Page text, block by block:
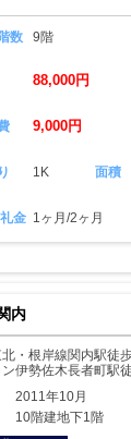
数 9階
88,000円
9,000円
1K 面積
金 1ヶ月/2ヶ月
内
北・根岸線関内駅徒
伊勢佐木長者町駅
2011年10月
10階建地下1階